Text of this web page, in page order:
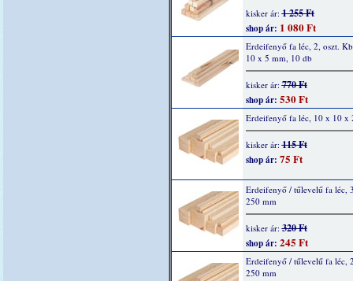
kisker ár:1 255 Ft
shop ár: 1 080 Ft
Erdeifenyő fa léc, 2, oszt.
10 x 5 mm, 10 db
kisker ár:770 Ft
shop ár: 530 Ft
Erdeifenyő fa léc, 10 x 10 x
kisker ár:115 Ft
shop ár: 75 Ft
Erdeifenyő / tűlevelű fa léc,
250 mm
kisker ár:320 Ft
shop ár: 245 Ft
Erdeifenyő / tűlevelű fa léc,
250 mm